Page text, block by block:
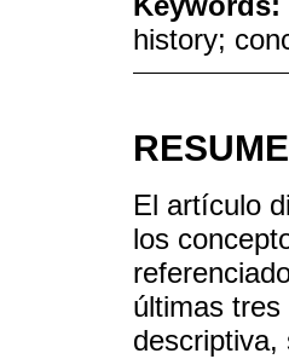
history;
El artículo
los
últimas
descriptiva,